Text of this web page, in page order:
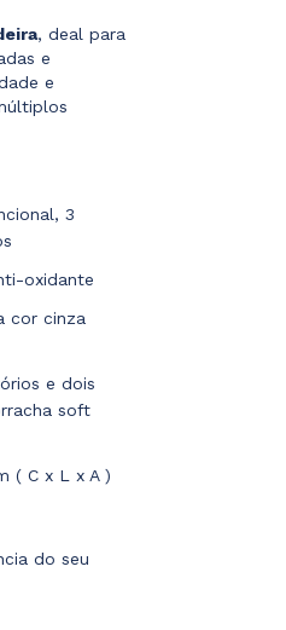
, deal para
e
e
3
oxidante
cor cinza
e dois
soft
( C x L x A )
do seu